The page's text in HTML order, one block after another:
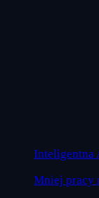
Inteligentna
Mniej pracy